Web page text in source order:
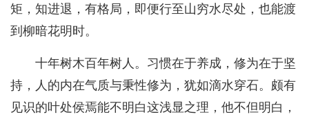
矩，知进退，有格局，即便行至山穷水尽处，也能渡
到柳暗花明时。
十年树木百年树人。习惯在于养成，修为在于坚
持，人的内在气质与秉性修为，犹如滴水穿石。颇有
见识的叶处侯焉能不明白这浅显之理，他不但明白，